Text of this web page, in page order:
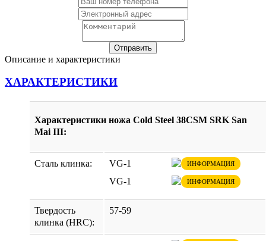
Описание и характеристики
ХАРАКТЕРИСТИКИ
Характеристики ножа Cold Steel 38CSM SRK San
Mai III:
Сталь клинка: VG-1 ИНФОРМАЦИЯ
VG-1 ИНФОРМАЦИЯ
Твердость
клинка (HRC):
57-59